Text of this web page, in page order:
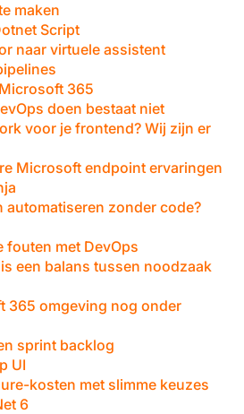
maken
Script
naar virtuele assistent
365
doen bestaat niet
voor je frontend? Wij zijn er
Microsoft endpoint ervaringen
automatiseren zonder code?
fouten met DevOps
een balans tussen noodzaak
365 omgeving nog onder
sprint backlog
UI
kosten met slimme keuzes
6